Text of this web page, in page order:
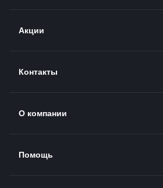
Акции
Контакты
О компании
Помощь